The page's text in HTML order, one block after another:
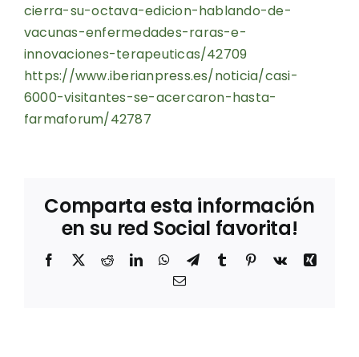
cierra-su-octava-edicion-hablando-de-
vacunas-enfermedades-raras-e-
innovaciones-terapeuticas/42709
https://www.iberianpress.es/noticia/casi-
6000-visitantes-se-acercaron-hasta-
farmaforum/42787
Comparta esta información
en su red Social favorita!
Facebook
X RedditLinkedInWhatsApp
TelegramTumblr Pinterest
Vk
Xing
Correo